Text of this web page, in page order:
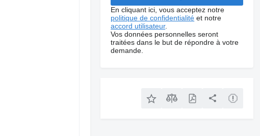
En cliquant ici, vous acceptez notre
politique de confidentialité et notre
accord utilisateur.
Vos données personnelles seront
traitées dans le but de répondre à votre
demande.